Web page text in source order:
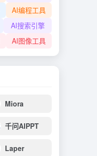
AI编程工具
AI搜索引擎
AI图像工具
Miora
千问AIPPT
Laper